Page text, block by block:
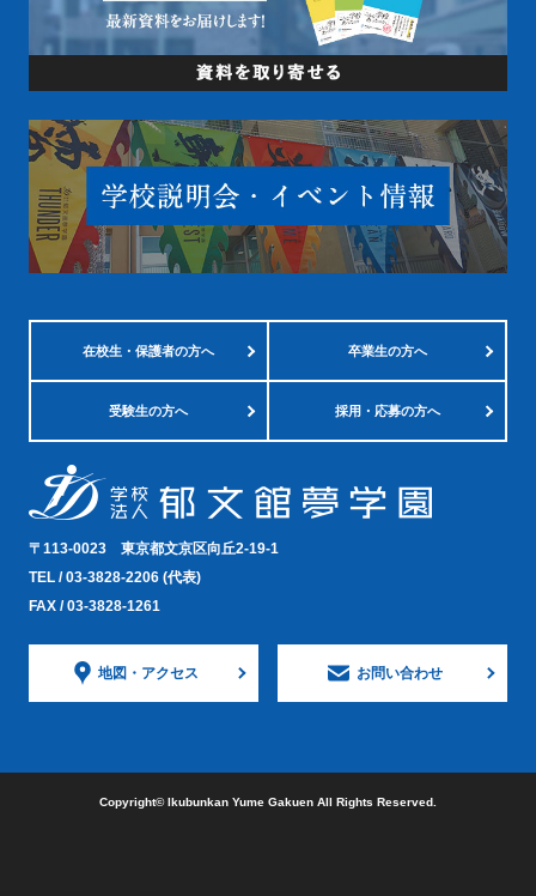
在校生・保護者の方へ 卒業生の方へ
受験生の方へ 採用・応募の方へ
〒113-0023 東京都文京区向丘2-19-1
TEL /03-3828-2206 (代表)
FAX / 03-3828-1261
地図・ アクセス お問い合わせ
Copyright©︎ Ikubunkan Yume Gakuen All Rights Reserved.